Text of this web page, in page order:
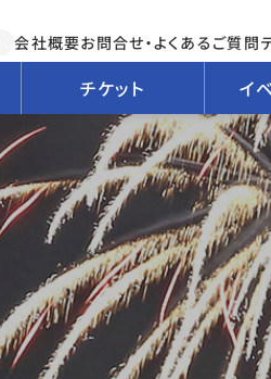
チケット イ
会社概要お問合せ・よくあるご質問